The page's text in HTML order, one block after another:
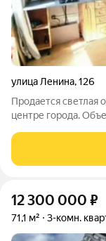
улица Ленина,126
Продается светлая
центре города.
владельцу, что
Удачная планировка с
12 300 000 ₽
71,1 м² 3-комн.